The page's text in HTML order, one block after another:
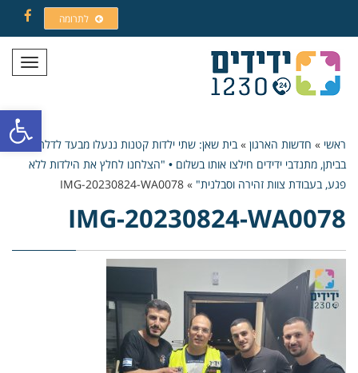
פתח
לתרומה
תפריט
ראשי » חדשות הארגון » בית שאן: שתי ילדות קטנות ננעלו מבעד לדלת
בביתן, מתנדבי ידידים חילצו אותו בשלום • "הצלחנו לחלץ את הילדות ללא
פגע, בעבודת צוות זהירה וסבלנית" »
IMG-20230824-WA0078
IMG-20230824-WA0078